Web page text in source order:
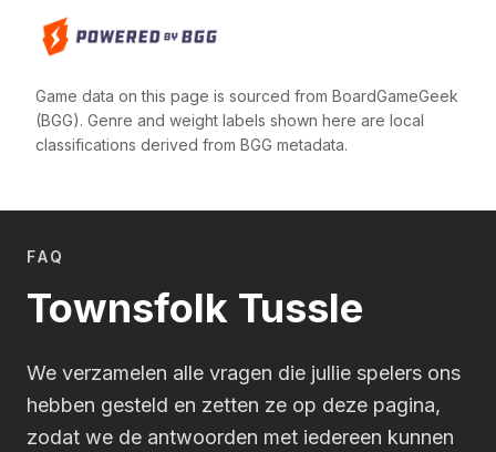
Game data on this page is sourced from BoardGameGeek
(BGG). Genre and weight labels shown here are local
classifications derived from BGG metadata.
FAQ
Townsfolk Tussle
We verzamelen alle vragen die jullie spelers ons
hebben gesteld en zetten ze op deze pagina,
zodat we de antwoorden met iedereen kunnen